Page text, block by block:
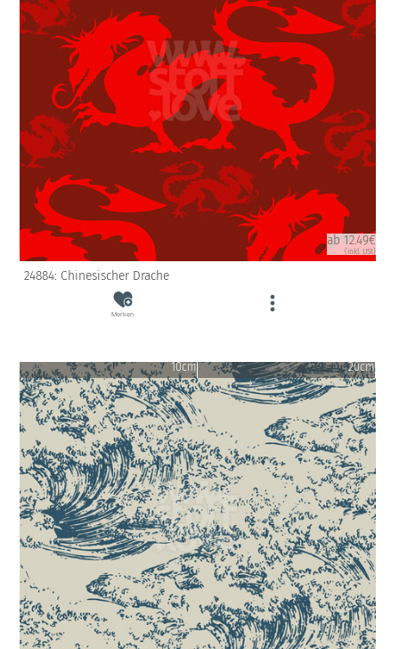
ab 12.49€
(inkl. USt)
24884: Chinesischer Drache
Merken
10cm 20cm